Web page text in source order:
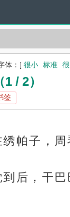
体： [ 很小 标准
/ 2）
签
帕子，周
后，干